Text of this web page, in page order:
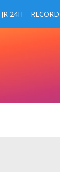
JR 24H RECORD